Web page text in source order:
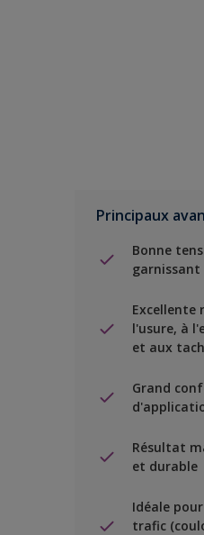
Principaux
Bonne
garnissant
Excellente
l'usure, à
et aux
Grand
Résultat
et durable
Idéale
trafic